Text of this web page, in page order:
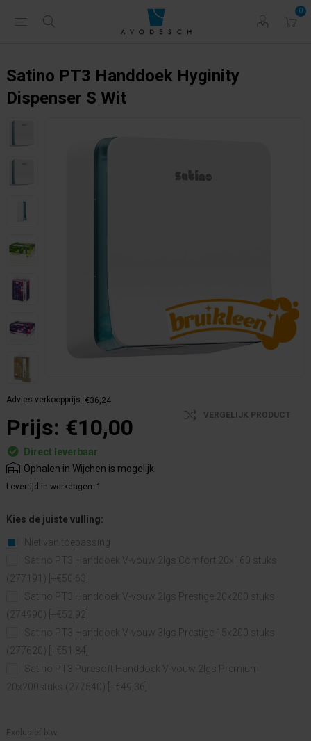
0
Satino PT3 Handdoek Hyginity
Dispenser S Wit
Advies verkoopprijs: €36,24
Prijs: €10,00 VERGELIJK PRODUCT
Direct leverbaar
Ophalen in Wijchen is mogelijk.
Levertijd in werkdagen: 1
Kies de juiste vulling:
Niet van toepassing
Satino PT3 Handdoek V-vouw 2lgs Comfort 20x160 stuks
(277191) [+€50,63]
Satino PT3 Handdoek V-vouw 2lgs Prestige 20x200 stuks
(274990) [+€52,92]
Satino PT3 Handdoek V-vouw 3lgs Prestige 15x200 stuks
(277620) [+€51,84]
Satino PT3 Puresoft Handdoek V-vouw 2lgs Premium
20x200stuks (277540) [+€49,36]
Exclusief btw.